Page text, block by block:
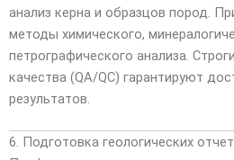
анализ керна и образцов пород.
методы химического,
петрографического анализа.
качества (QA/QC) гарантируют
результатов.
6. Подготовка геологических